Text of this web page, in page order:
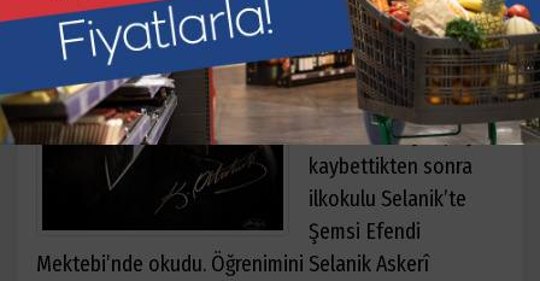
doğdu. Babası Ali Rıza
Efendi, annesi
Zübeyde Hanım’dır.
Babasını küçük yaşta
kaybettikten sonra
ilkokulu Selanik’te
Şemsi Efendi
Mektebi’nde okudu. Öğrenimini Selanik Askerî